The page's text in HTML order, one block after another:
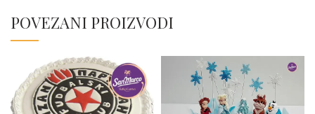
POVEZANI PROIZVODI